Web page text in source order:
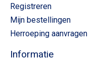
Registreren
Mijn bestellingen
Herroeping aanvragen
Informatie